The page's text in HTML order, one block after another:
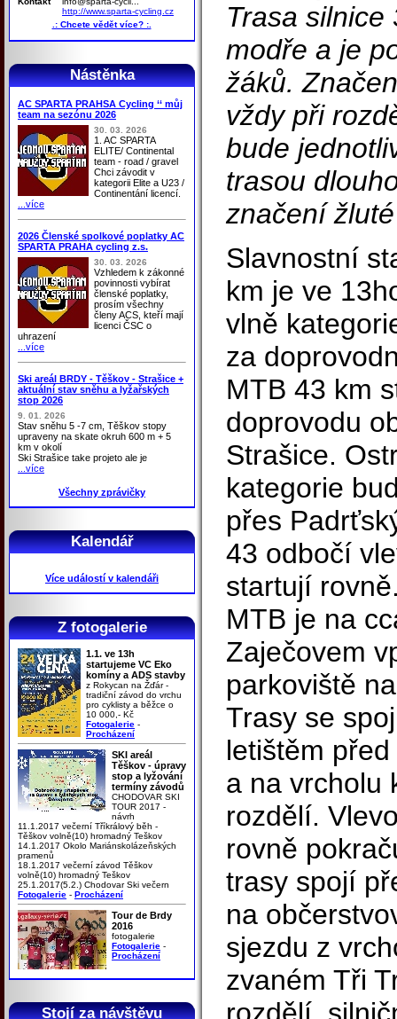
http://www.sparta-cycling.cz
.: Chcete vědět více? :.
Nástěnka
AC SPARTA PRAHSA Cycling ‘‘ můj
team na sezónu 2026
30. 03. 2026
1. AC SPARTA
ELITE/ Continental
team - road / gravel
Chci závodit v
kategorii Elite a U23 /
Continentání licencí.
...více
2026 Členské spolkové poplatky AC
SPARTA PRAHA cycling z.s.
30. 03. 2026
Vzhledem k zákonné
povinnosti vybírat
členské poplatky,
prosím všechny
členy ACS, kteří mají
licenci ČSC o
uhrazení
...více
Ski areál BRDY - Těškov - Strašice +
aktuální stav sněhu a lyžařských
stop 2026
9. 01. 2026
Stav sněhu 5 -7 cm, Těškov stopy
upraveny na skate okruh 600 m + 5
km v okolí
Ski Strašice take projeto ale je
...více
Všechny zprávičky
Kalendář
Více událostí v kalendáři
Z fotogalerie
1.1. ve 13h
startujeme VC Eko
komíny a ADS stavby
z Rokycan na Žďár -
tradiční závod do vrchu
pro cyklisty a běžce o
10 000,- Kč
Fotogalerie -
Procházení
SKI areál
Těškov - úpravy
stop a lyžování
termíny závodů
CHODOVAR SKI
TOUR 2017 -
návrh
11.1.2017 večerní Tříkrálový běh -
Těškov volně(10) hromadný Teškov
14.1.2017 Okolo Mariánskolázeňských
pramenů
18.1.2017 večerní závod Těškov
volně(10) hromadný Teškov
25.1.2017(5.2.) Chodovar Ski večern
Fotogalerie - Procházení
Tour de Brdy
2016
fotogalerie
Fotogalerie -
Procházení
Stojí za návštěvu
Trasa
modře a je
žáků.
vždy při
bude
trasou
značení
Slavnostní
km je ve
vlně
za
MTB 43 km
doprovodu
Strašice.
kategorie
přes
43 odbočí
startují
MTB je na
Zaječovem
parkoviště
Trasy se
letištěm
a na vrcholu
rozdělí.
rovně
trasy spojí
na
sjezdu z
zvaném Tři